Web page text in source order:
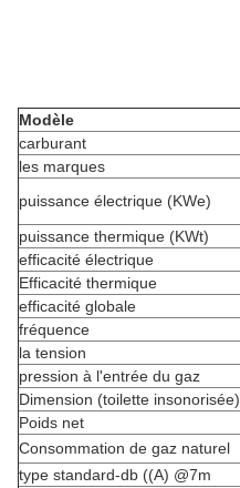
Modèle
carburant
les marques
puissance électrique (KWe)
puissance thermique (KWt)
efficacité électrique
Efficacité thermique
efficacité globale
fréquence
la tension
pression à l'entrée du gaz
Dimension (toilette insonorisée)
Poids net
Consommation de gaz naturel
type standard-db ((A) @7m